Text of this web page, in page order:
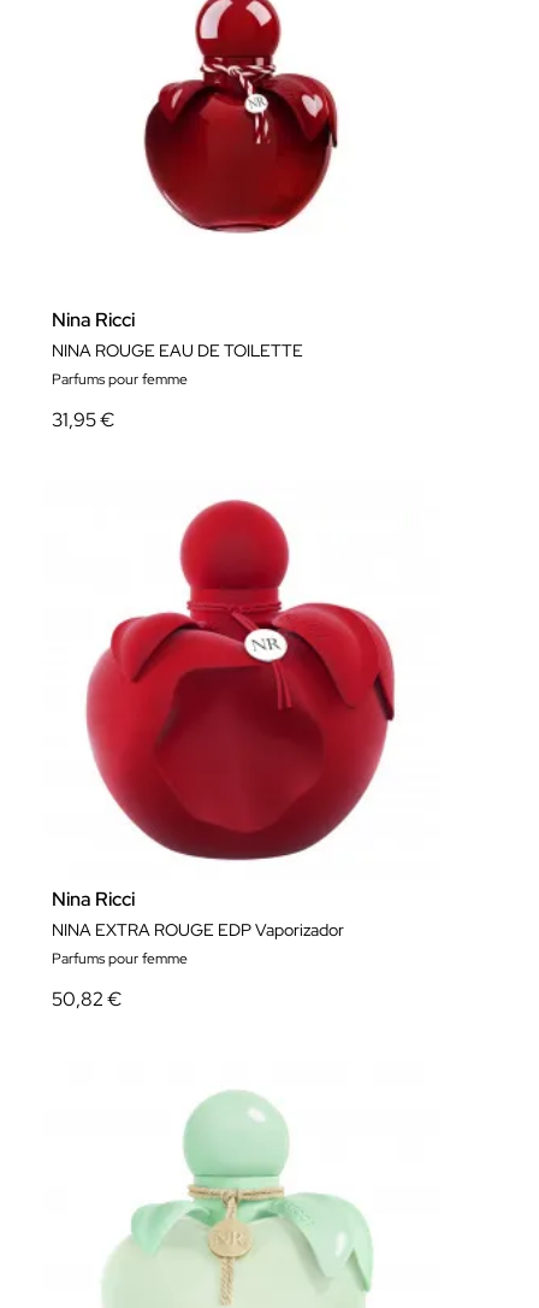
Nina Ricci
NINA ROUGE EAU DE TOILETTE
Parfums pour femme
31,95 €
Nina Ricci
NINA EXTRA ROUGE EDP Vaporizador
Parfums pour femme
50,82 €